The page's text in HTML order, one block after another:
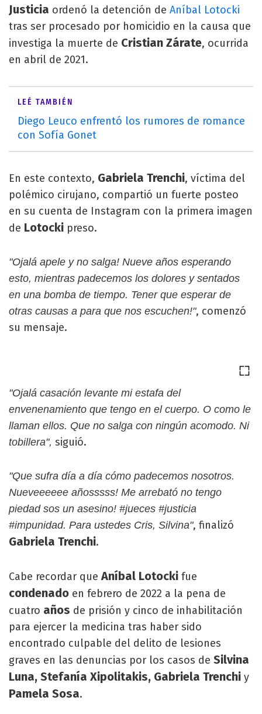
Justicia ordenó la detención de Aníbal Lotocki
tras ser procesado por homicidio en la causa que
investiga la muerte de Cristian Zárate, ocurrida
en abril de 2021.
LEÉ TAMBIÉN
Diego Leuco enfrentó los rumores de romance
con Sofía Gonet
En este contexto, Gabriela Trenchi, víctima del
polémico cirujano, compartió un fuerte posteo
en su cuenta de Instagram con la primera imagen
de Lotocki preso.
"Ojalá apele y no salga! Nueve años esperando
esto, mientras padecemos los dolores y sentados
en una bomba de tiempo. Tener que esperar de
otras causas a para que nos escuchen!", comenzó
su mensaje.
"Ojalá casación levante mi estafa del
envenenamiento que tengo en el cuerpo. O como le
llaman ellos. Que no salga con ningún acomodo. Ni
tobillera", siguió.
"Que sufra día a día cómo padecemos nosotros.
Nueveeeeee añosssss! Me arrebató no tengo
piedad sos un asesino! #jueces #justicia
#impunidad. Para ustedes Cris, Silvina", finalizó
Gabriela Trenchi.
Cabe recordar queAníbal Lotocki fue
condenado en febrero de 2022 a la pena de
cuatro años de prisión y cinco de inhabilitación
para ejercer la medicina tras haber sido
encontrado culpable del delito de lesiones
graves en las denuncias por los casos de Silvina
Luna, Stefanía Xipolitakis, Gabriela Trenchi y
Pamela Sosa.